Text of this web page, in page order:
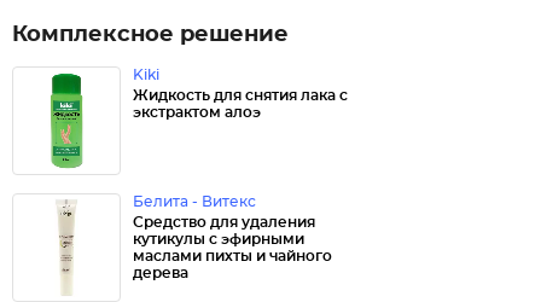
Комплексное решение
Kiki
Жидкость для снятия лака с
экстрактом алоэ
Белита - Витекс
Средство для удаления
кутикулы с эфирными
маслами пихты и чайного
дерева